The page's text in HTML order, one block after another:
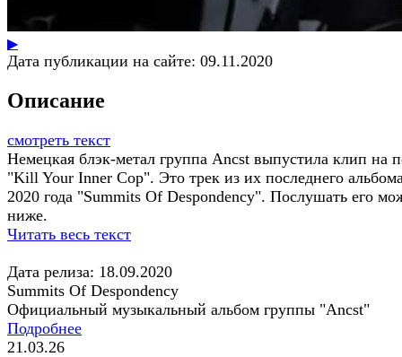
▶
Дата публикации на сайте: 09.11.2020
Описание
смотреть текст
Немецкая блэк-метал группа Ancst выпустила клип на
"Kill Your Inner Cop". Это трек из их последнего
2020 года "Summits Of Despondency". Послушать его
ниже.
Читать весь текст
Дата релиза: 18.09.2020
Summits Of Despondency
Официальный музыкальный альбом группы "Ancst"
Подробнее
21.03.26